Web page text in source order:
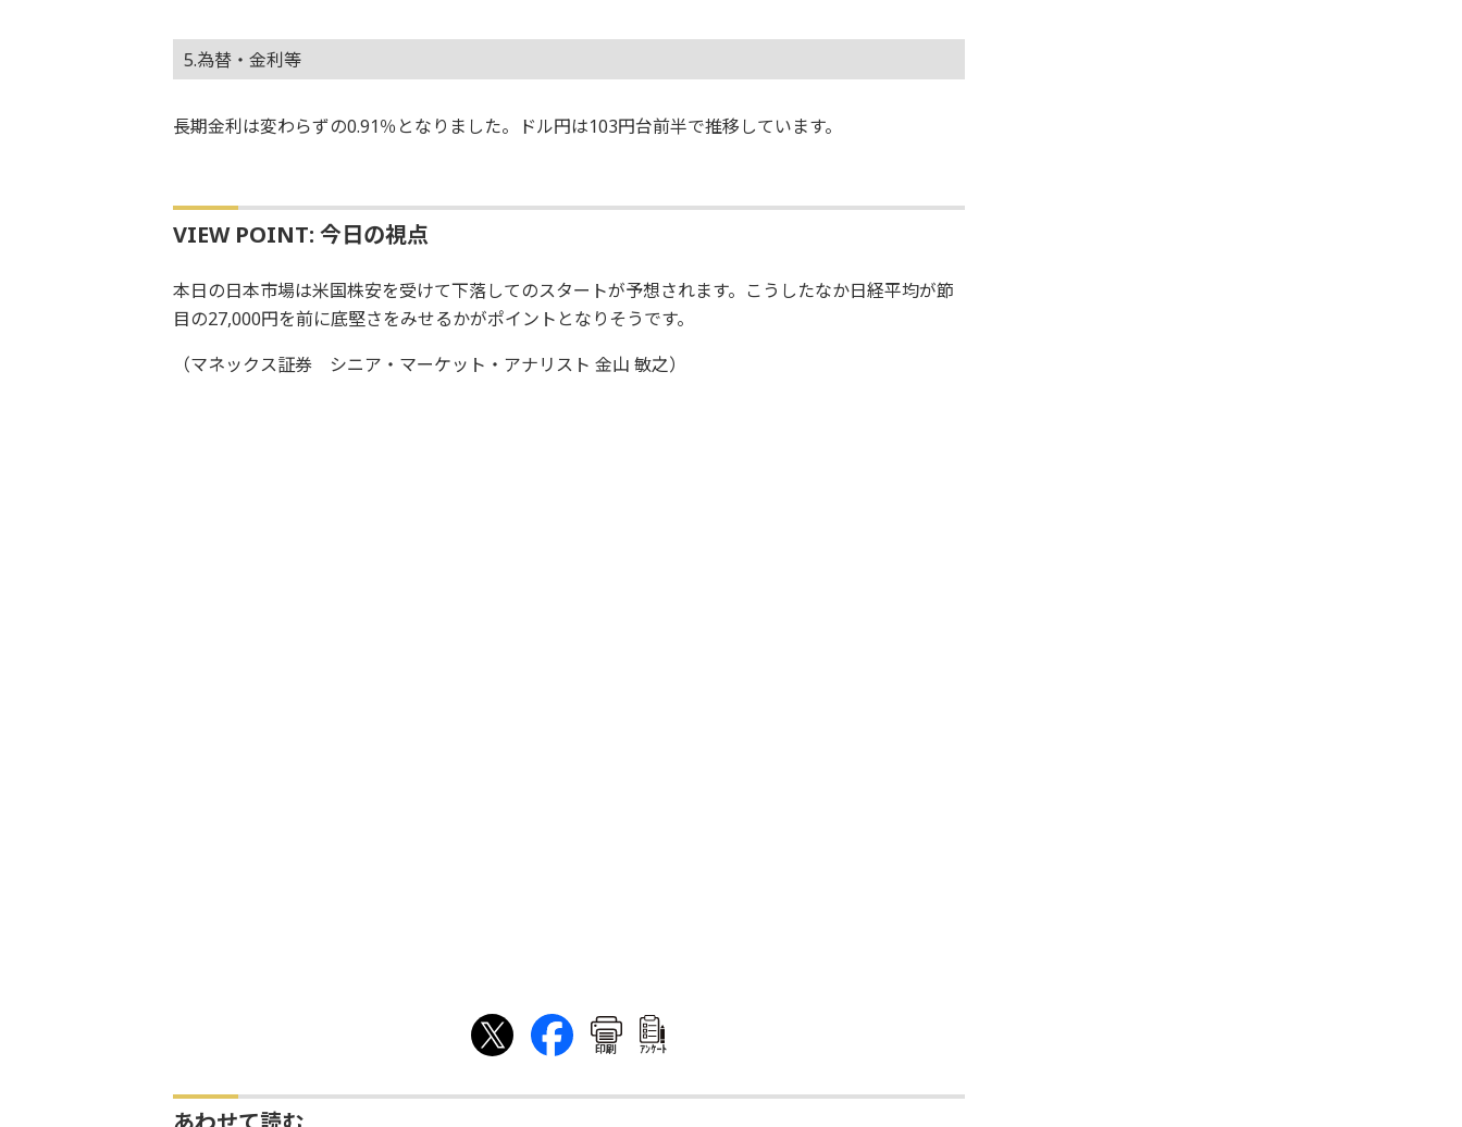
5.為替・金利等
長期金利は変わらずの0.91％となりました。ドル円は103円台前半で推移しています。
VIEW POINT: 今日の視点
本日の日本市場は米国株安を受けて下落してのスタートが予想されます。こうしたなか日経平均が節
目の27,000円を前に底堅さをみせるかがポイントとなりそうです。
（マネックス証券 シニア・マーケット・アナリスト 金山 敏之）
印刷 ｱﾝｹｰﾄ